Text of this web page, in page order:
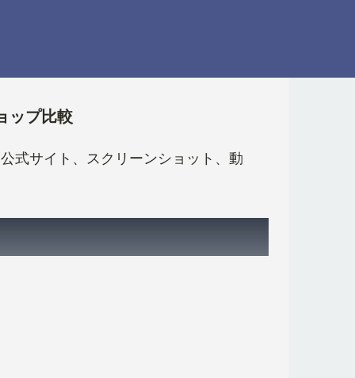
ップ比較
式サイト、スクリーンショット、動